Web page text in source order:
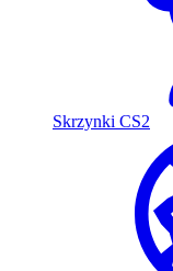
Skrzynki CS2